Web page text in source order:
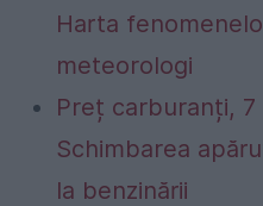
Harta
meteorologi
Preț carburanți, 7
Schimbarea
la benzinării